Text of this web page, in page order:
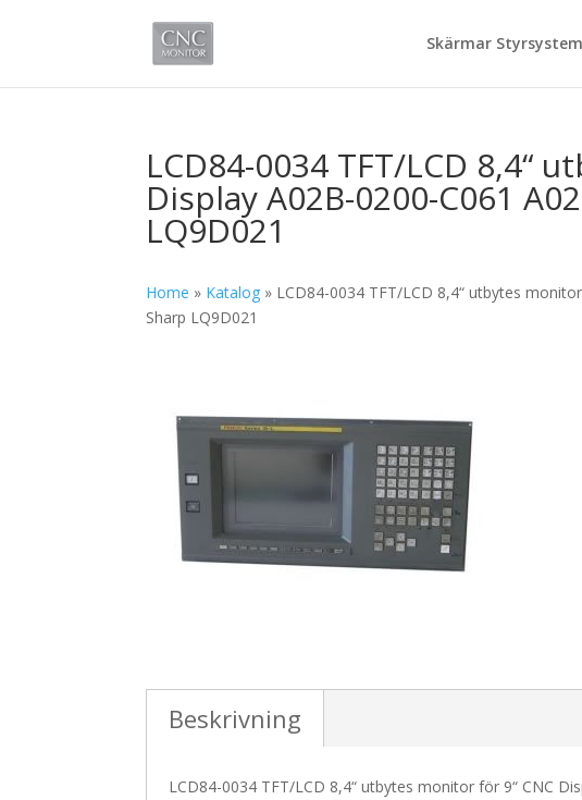
Skärmar Styrsystem
LCD84-0034 TFT/LCD 8,4“
Display A02B-0200-C061
LQ9D021
Home » Katalog » LCD84-0034 TFT/LCD 8,4“ utbytes
Sharp LQ9D021
Beskrivning
LCD84-0034 TFT/LCD 8,4“ utbytes monitor för 9“ CNC